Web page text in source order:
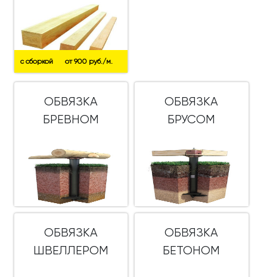
с сборкой от 900 руб./м.
ОБВЯЗКА
БРЕВНОМ
ОБВЯЗКА
БРУСОМ
ОБВЯЗКА
ШВЕЛЛЕРОМ
ОБВЯЗКА
БЕТОНОМ